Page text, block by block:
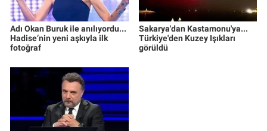
Adı Okan Buruk ile anılıyordu...
Hadise’nin yeni aşkıyla ilk
fotoğraf
Sakarya'dan Kastamonu'ya...
Türkiye'den Kuzey Işıkları
görüldü